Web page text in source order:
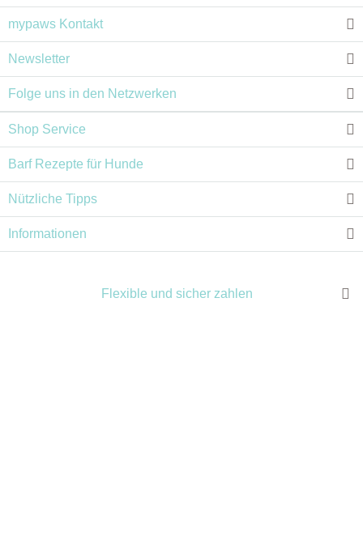
mypaws Kontakt
Newsletter
Folge uns in den Netzwerken
Shop Service
Barf Rezepte für Hunde
Nützliche Tipps
Informationen
Flexible und sicher zahlen